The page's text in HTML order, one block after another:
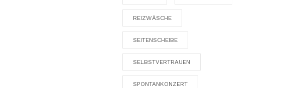
REIZWÄSCHE
SEITENSCHEIBE
SELBSTVERTRAUEN
SPONTANKONZERT